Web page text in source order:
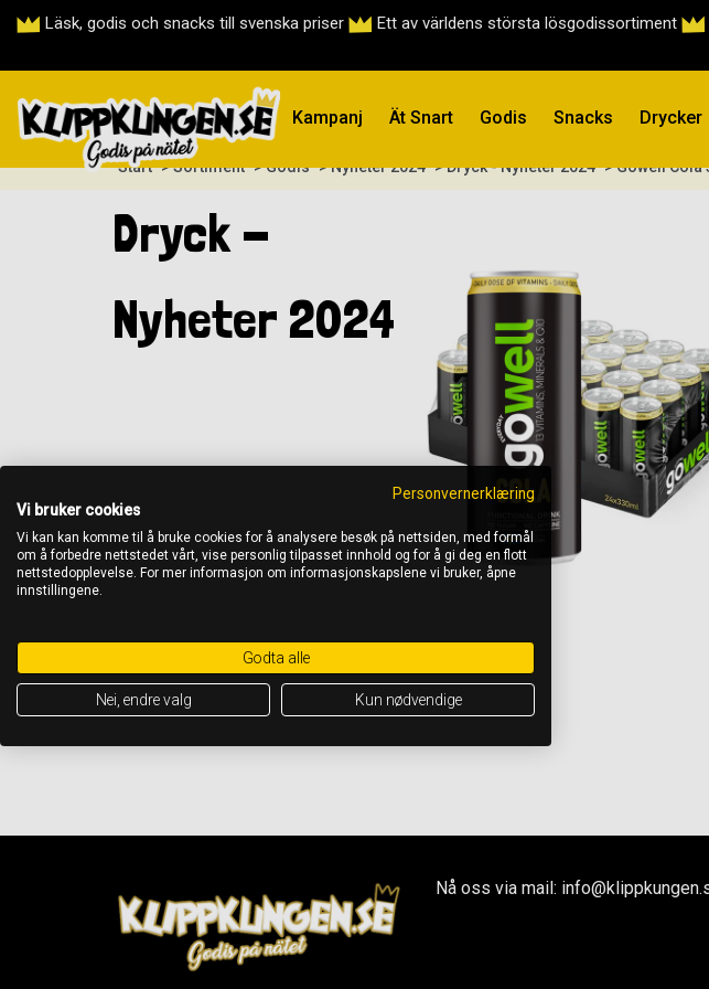
Läsk, godis och snacks till svenska priser Ett av världens största lösgodissortiment
Kampanj Ät Snart Godis Snacks Drycker
Start > Sortiment > Godis > Nyheter 2024 > Dryck - Nyheter 2024 > Gowell Cola
Dryck -
Nyheter 2024
Nå oss via mail:
Personvernerklæring
Vi bruker cookies
Vi kan kan komme til å bruke cookies for å analysere besøk på nettsiden, med formål
om å forbedre nettstedet vårt, vise personlig tilpasset innhold og for å gi deg en flott
nettstedopplevelse. For mer informasjon om informasjonskapslene vi bruker, åpne
innstillingene.
Godta alle
Nei, endre valg Kun nødvendige